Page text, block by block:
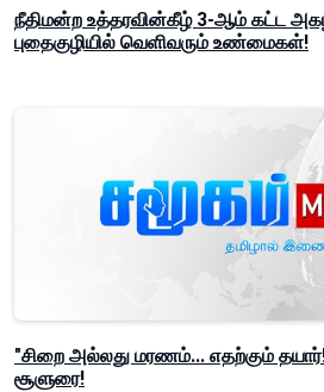
நீதிமன்ற உத்தரவின்கீழ் 3-ஆம் கட்ட
புதைகுழியில் வெளிவரும் உண்மைகள்!
"சிறை அல்லது மரணம்... எதற்கும்
சூளுரை!